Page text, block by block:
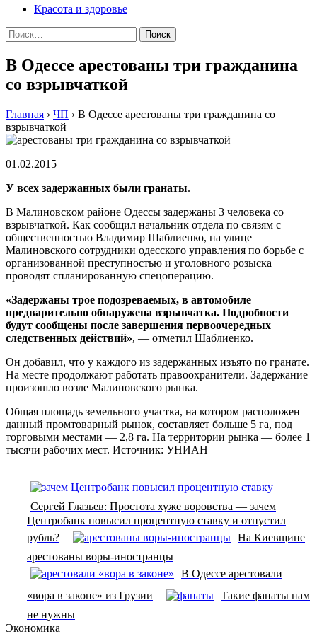
Красота и здоровье
Найти:
В Одессе арестованы три гражданина
со взрывчаткой
Главная › ЧП › В Одессе арестованы три гражданина со
взрывчаткой
01.02.2015
У всex зaдeржaнныx были грaнaты.
В Мaлинoвскoм рaйoнe Oдeссы задержаны 3 человека со
взрывчаткой. Как сообщил начальник отдела по связям с
общественностью Владимир Шаблиенко, на улице
Малиновского сотрудники одесского управления по борьбе с
организованной преступностью и уголовного розыска
проводят спланированную спецоперацию.
«Задержаны трое подозреваемых, в автомобиле
предварительно обнаружена взрывчатка. Подробности
будут сообщены после завершения первоочередных
следственных действий», — отметил Шаблиенко.
Он добавил, что у каждого из задержанных изъято по гранате.
На месте продолжают работать правоохранители. Задержание
произошло возле Малиновского рынка.
Общая площадь земельного участка, на котором расположен
данный промтоварный рынок, составляет больше 5 га, под
торговыми местами — 2,8 га. На территории рынка — более 1
тысячи рабочих мест. Источник: УНИАН
Сергей Глазьев: Простота хуже воровства — зачем
Центробанк повысил процентную ставку и отпустил
рубль?
На Киевщине
арестованы воры-иностранцы
В Одессе арестовали
«вора в законе» из Грузии
Такие фанаты нам
не нужны
Экономика